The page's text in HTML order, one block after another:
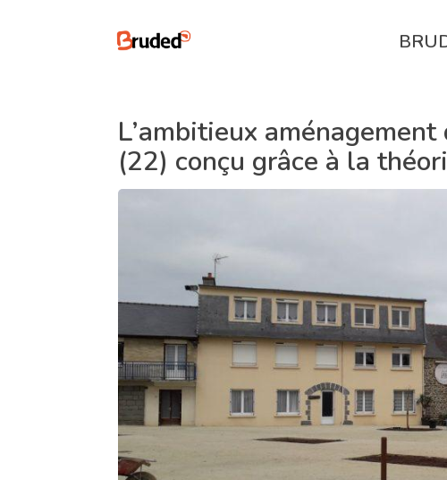
L’ambitieux
(22) conçu grâce à la